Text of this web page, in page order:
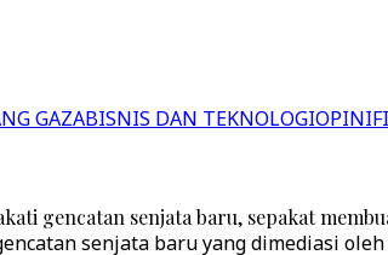
GAZABISNIS DAN TEKNOLOGIOPINI
gencatan senjata baru, sepakat
senjata baru yang dimediasi